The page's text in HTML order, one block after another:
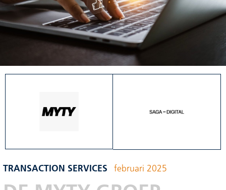
TRANSACTION SERVICES februari 2025